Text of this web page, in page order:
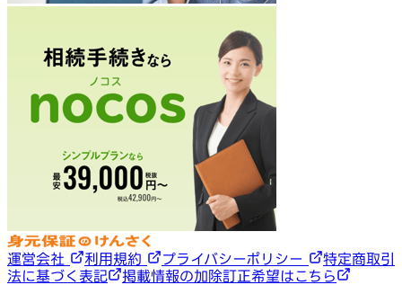
運営会社 利用規約 プライバシーポリシー
特定商取引
法に基づく表記
掲載情報の加除訂正希望はこちら